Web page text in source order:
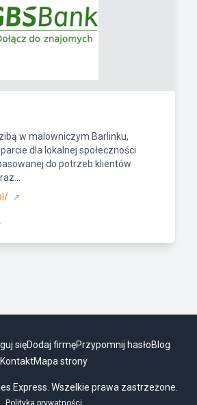
w malowniczym Barlinku,
dla lokalnej społeczności
do potrzeb klientów
↗
sięDodaj firmęPrzypomnij hasłoBlog
KontaktMapa strony
Express. Wszelkie prawa zastrzeżone.
Polityka prywatności